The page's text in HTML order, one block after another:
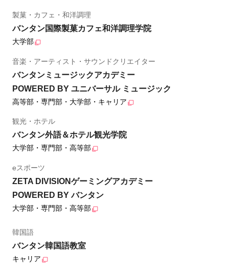
製菓・カフェ・和洋調理
バンタン国際製菓カフェ和洋調理学院
大学部
音楽・アーティスト・サウンドクリエイター
バンタンミュージックアカデミー
POWERED BY ユニバーサル ミュージック
高等部・専門部・大学部・キャリア
観光・ホテル
バンタン外語＆ホテル観光学院
大学部・専門部・高等部
eスポーツ
ZETA DIVISIONゲーミングアカデミー
POWERED BY バンタン
大学部・専門部・高等部
韓国語
バンタン韓国語教室
キャリア